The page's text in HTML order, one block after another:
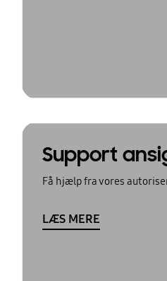
Support
Få hjælp fra vores
LÆS MERE